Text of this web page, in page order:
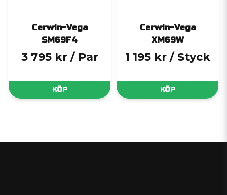
Cerwin-Vega
SM69F4
3 795 kr / Par
KÖP
Cerwin-Vega
XM69W
1 195 kr / Styck
KÖP